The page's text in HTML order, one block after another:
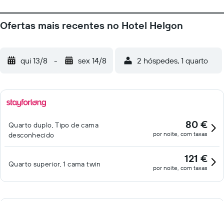
Ofertas mais recentes no Hotel Helgon
qui 13/8 - sex 14/8 2 hóspedes, 1 quarto
Quarto duplo, Tipo de cama
desconhecido
80 €
por noite, com taxas
Quarto superior, 1 cama twin 121 €
por noite, com taxas